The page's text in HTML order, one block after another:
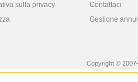
sulla privacy
Contattaci
Gestione
Copyright ©